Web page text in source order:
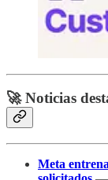
🚀 Noticias
Meta